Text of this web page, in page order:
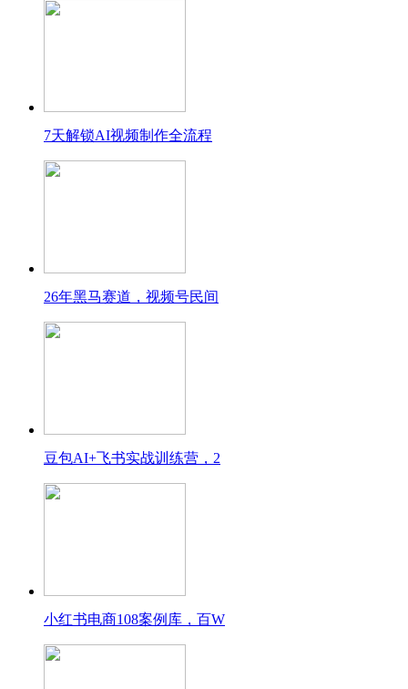
7天解锁AI视频制作全流程
26年黑马赛道，视频号民间
豆包AI+飞书实战训练营，2
小红书电商108案例库，百W